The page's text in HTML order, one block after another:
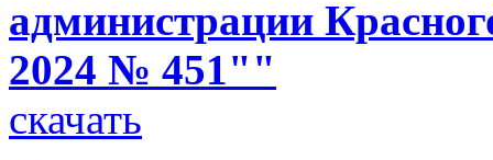
администрации
2024 № 451""
скачать